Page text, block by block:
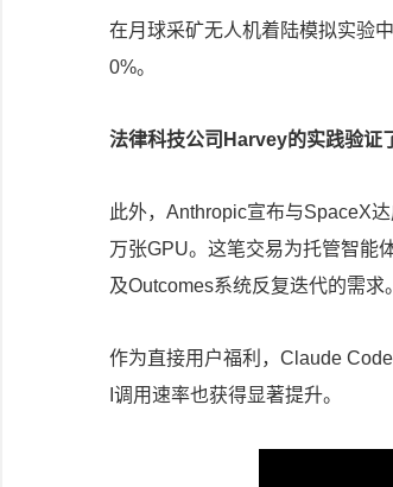
在月球采矿无人机着陆模拟实验
0%。
法律科技公司Harvey的实践验证
此外，Anthropic宣布与SpaceX
万张GPU。这笔交易为托管智能
及Outcomes系统反复迭代的需求。
作为直接用户福利，Claude
I调用速率也获得显著提升。